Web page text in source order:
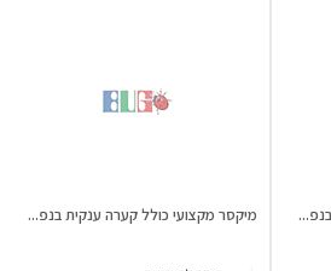
מיקסר מקצועי כולל קערה ענקית בנפ...